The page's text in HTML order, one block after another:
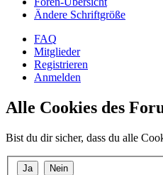
Ändere Schriftgröße
FAQ
Mitglieder
Registrieren
Anmelden
Alle Cookies des
Bist du dir sicher, dass du alle